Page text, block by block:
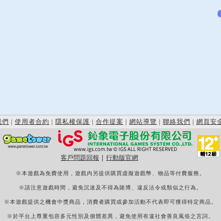
們 | 使用者合約 | 隱私權保護 | 合作提案 | 網站導覽 | 聯絡我們 | 網頁安
客戶問題回報 行動版官網
※本遊戲為免費使用，遊戲內另提供購買虛擬遊戲幣、物品等付費服務。
※請注意遊戲時間，避免沉迷及不得為賭博、違反法令或類似之行為。
※本遊戲提供之機會中獎商品，消費者購買或參加活動不代表即可獲得特定商品。
※於平台上尊重包容多元性別及個體差異，避免使用有違社會善良風俗之言詞。